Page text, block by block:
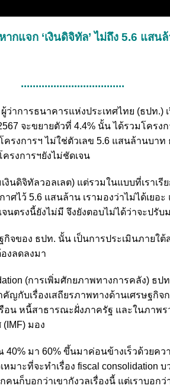
กแจก ‘เงินดิจิทัล’ ไม่ถึง 5.6 แสน
...................................
การธนาคารแห่งประเทศไทย (ธปท.)
จะขยายตัวที่ 4.4% นั้น ได้รวมโครง
รงการฯ ไม่ใช่ตัวเลข 5.6 แสนล้านบา
รงการฯยังไม่ชัดเจน
งินดิจิทัลวอลเลต) แต่รวมในแบบที่เราเรี
ศไว้ 5.6 แสนล้าน เรามองว่าไม่ได้เย
ตรงนี้ยังไม่มี จึงยังตอบไม่ได้ว่าจะปรับ
กิจของ ธปท. นั้น เป็นการประเมินภายใ
งลดลงมา
(การเพิ่มศักยภาพทางการคลัง) ธป
กับเรื่องเสถียรภาพทางด้านเศรษฐกิจก
อน หนี้สาธารณะฝั่งภาครัฐ และในภาพร
มอง
มา 60% ขึ้นมาค่อนข้างเร็วด้วยคว
มาะที่จะทำเรื่อง fiscal consolidation
นก็บอกว่าเขากังวลเรื่องนี้ แต่เราบอกว่